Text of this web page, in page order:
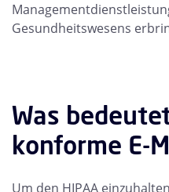
Gesundheitswesens
Was
konforme E-
Um den HIPAA